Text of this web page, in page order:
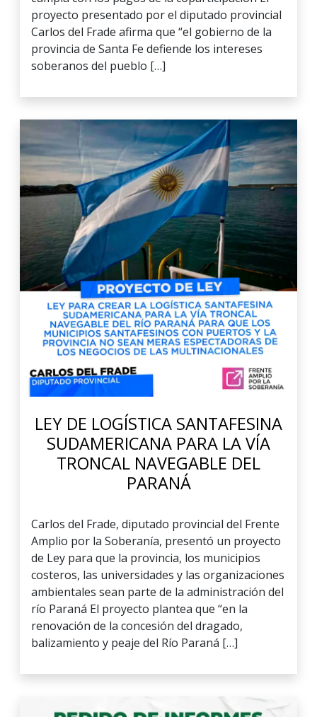
proyecto presentado por el diputado provincial
Carlos del Frade afirma que “el gobierno de la
provincia de Santa Fe defiende los intereses
soberanos del pueblo […]
LEY DE LOGÍSTICA SANTAFESINA
SUDAMERICANA PARA LA VÍA
TRONCAL NAVEGABLE DEL
PARANÁ
Carlos del Frade, diputado provincial del Frente
Amplio por la Soberanía, presentó un proyecto
de Ley para que la provincia, los municipios
costeros, las universidades y las organizaciones
ambientales sean parte de la administración del
río Paraná El proyecto plantea que “en la
renovación de la concesión del dragado,
balizamiento y peaje del Río Paraná […]